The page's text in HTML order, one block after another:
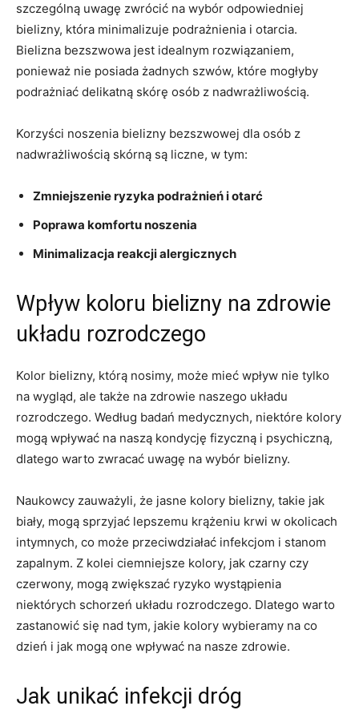
szczególną uwagę ⁤zwrócić na wybór⁢ odpowiedniej
bielizny, która⁣ minimalizuje podrażnienia i otarcia.
Bielizna bezszwowa jest idealnym ​rozwiązaniem,⁢
ponieważ⁣ nie posiada⁤ żadnych szwów, które mogłyby ​
podrażniać delikatną skórę osób z nadwrażliwością.
Korzyści noszenia bielizny⁢ bezszwowej dla osób z⁣
nadwrażliwością skórną są liczne, w tym:
Zmniejszenie ryzyka⁣ podrażnień i otarć
Poprawa komfortu‌ noszenia
Minimalizacja ‌reakcji alergicznych
Wpływ koloru bielizny na‌ zdrowie
układu rozrodczego
Kolor bielizny, ⁣którą‌ nosimy,‍ może mieć⁤ wpływ⁤ nie⁢ tylko
na wygląd, ale także na ‍zdrowie naszego⁢ układu
rozrodczego. Według badań medycznych, niektóre kolory
mogą ⁢wpływać⁢ na naszą kondycję fizyczną i psychiczną,
dlatego​ warto zwracać uwagę na wybór bielizny.
Naukowcy zauważyli,‌ że ‌jasne kolory ⁤bielizny, takie jak
biały, mogą sprzyjać lepszemu krążeniu ⁢krwi w okolicach
intymnych, co może przeciwdziałać infekcjom i stanom
zapalnym. Z kolei ⁢ciemniejsze kolory, ‍jak czarny ⁤czy ​
czerwony, mogą ⁢zwiększać ryzyko wystąpienia
niektórych schorzeń układu rozrodczego. Dlatego warto ​
zastanowić się nad⁢ tym, jakie ​kolory wybieramy na co
dzień i jak mogą one wpływać na ⁤nasze zdrowie.
Jak‍ unikać infekcji dróg